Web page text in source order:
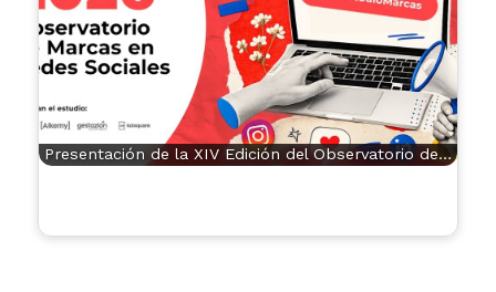
Presentación de la XIV Edición del Observatorio de…